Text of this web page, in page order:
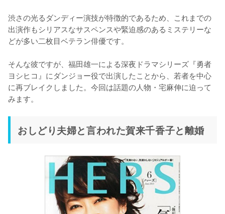
渋さの光るダンディー演技が特徴的であるため、これまでの
出演作もシリアスなサスペンスや緊迫感のあるミステリーな
どが多い二枚目ベテラン俳優です。
そんな彼ですが、福田雄一による深夜ドラマシリーズ『勇者
ヨシヒコ』にダンジョー役で出演したことから、若者を中心
に再ブレイクしました。今回は話題の人物・宅麻伸に迫って
みます。
おしどり夫婦と言われた賀来千香子と離婚